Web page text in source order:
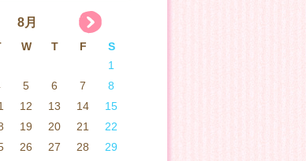
8月
W T F
S
1
5 6 7
8
12 13 14
15
19 20 21
22
26 27 28
29